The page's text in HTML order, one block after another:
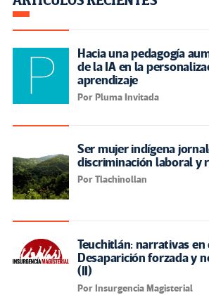
Hacia una pedagogía
de la IA en la
aprendizaje
Por Pluma Invitada
Ser mujer indígena
discriminación laboral y
Por Tlachinollan
Teuchitlán: narrativas en
Desaparición forzada y
(II)
Por Insurgencia Magisterial